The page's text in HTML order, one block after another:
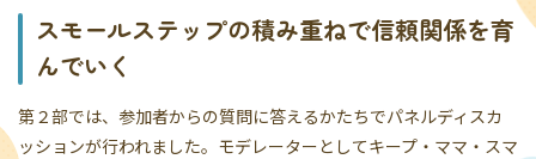
スモールステップの積み重ねで信頼関係を育
んでいく
第２部では、参加者からの質問に答えるかたちでパネルディスカ
ッションが行われました。モデレーターとしてキープ・ママ・スマ